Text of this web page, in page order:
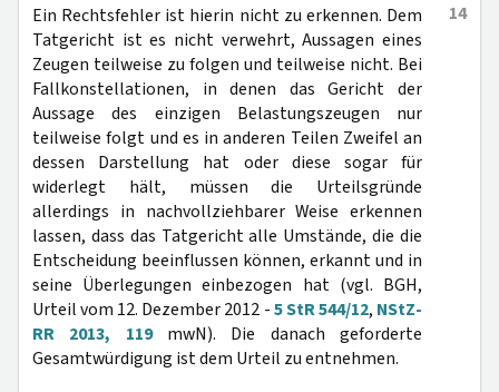
14
Ein Rechtsfehler ist hierin nicht zu erkennen. Dem
Tatgericht ist es nicht verwehrt, Aussagen eines
Zeugen teilweise zu folgen und teilweise nicht. Bei
Fallkonstellationen, in denen das Gericht der
Aussage des einzigen Belastungszeugen nur
teilweise folgt und es in anderen Teilen Zweifel an
dessen Darstellung hat oder diese sogar für
widerlegt hält, müssen die Urteilsgründe
allerdings in nachvollziehbarer Weise erkennen
lassen, dass das Tatgericht alle Umstände, die die
Entscheidung beeinflussen können, erkannt und in
seine Überlegungen einbezogen hat (vgl. BGH,
Urteil vom 12. Dezember 2012 -5 StR 544/12, NStZ-
RR 2013, 119mwN). Die danach geforderte
Gesamtwürdigung ist dem Urteil zu entnehmen.